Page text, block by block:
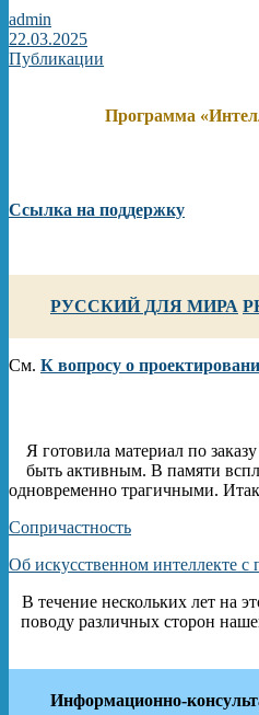
admin
22.03.2025
Публикации
Программа
Ссылка на поддержку
РУССКИЙ ДЛЯ МИРА
См. К вопросу о
Я готовила материал по
быть активным. В памяти
одновременно трагичными.
Сопричастность
Об искусственном интеллекте с
В течение нескольких лет на
поводу различных сторон
Информационно-